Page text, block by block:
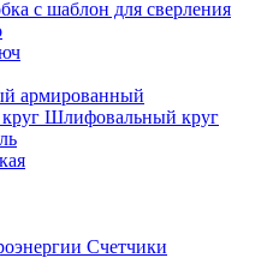
с шаблон для сверления
армированный
Шлифовальный круг
Счетчики